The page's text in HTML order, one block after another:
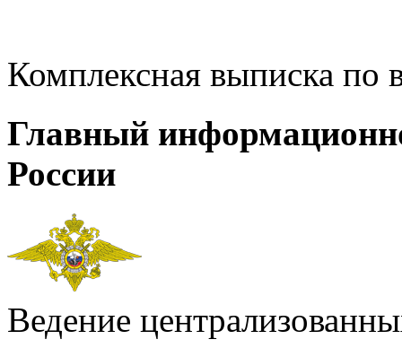
Комплексная выписка
Главный
России
Ведение